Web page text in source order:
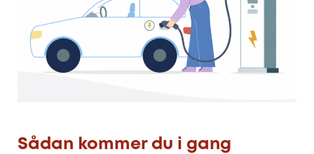
Sådan kommer du i gang